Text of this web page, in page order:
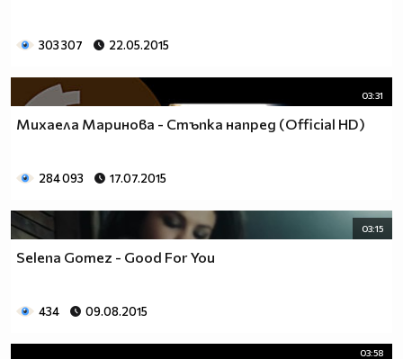
303 307 22.05.2015
03:31
Михаела Маринова - Стъпка напред (Official HD)
284 093 17.07.2015
03:15
Selena Gomez - Good For You
434 09.08.2015
03:58